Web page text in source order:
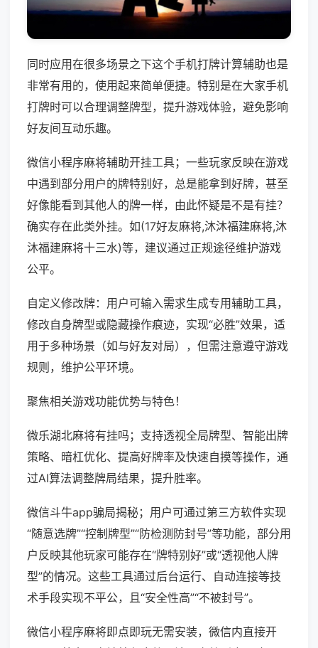
同时应用在很多场景之下这个手机打牌计算辅助也是
非常有用的，使用起来简单便捷。特别是在大家手机
打牌时可以合理调整牌型，提升游戏体验，避免影响
好友间互动乐趣。
微信小程序麻将辅助开挂工具；一些玩家反映在游戏
中遇到部分用户的牌特别好，总是能拿到好牌，甚至
好像能看到其他人的牌一样，由此怀疑是不是有挂？
确实存在此类外挂。如(17好友麻将,沐沐福建麻将,沐
沐福建麻将十三水)等，建议通过正规途径维护游戏
公平。
自定义修改牌：用户可输入需求生成专用辅助工具，
修改自身牌型或隐藏操作痕迹，实现“必胜”效果，适
用于多种场景（如与好友对局），但需注意遵守游戏
规则，维护公平环境。
聚焦相关游戏功能优势与特色！
微乐湖北麻将有挂吗；支持透视全局牌型、智能出牌
策略、暗杠优化、提高好牌率及快速自摸等操作，通
过AI算法调整牌局结果，提升胜率。
微信斗牛app骗局揭秘；用户可通过第三方软件实现
“随意选牌”“控制牌型”“防检测防封号”等功能，部分用
户反映其他玩家可能存在“牌特别好”或“透视他人牌
型”的情况。这些工具通过后台运行、自动连接等技
术手段实现不平公，且“安全性高”“不被封号”。
微信小程序麻将即点即玩无需安装，微信内直接开